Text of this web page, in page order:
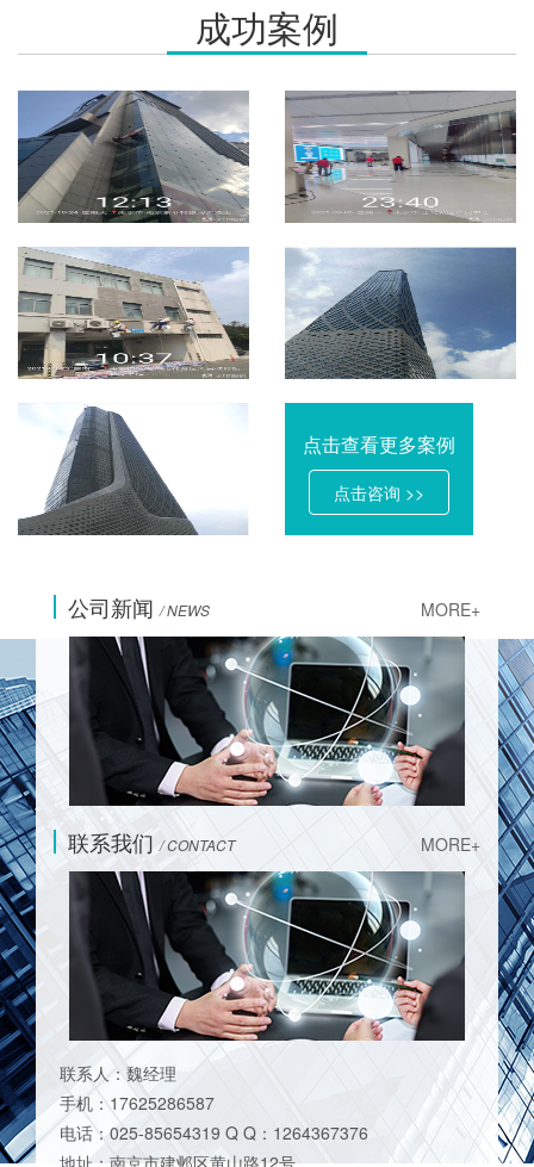
成功案例
点击查看更多案例
点击咨询 >>
公司新闻 / NEWS MORE+
联系我们 / CONTACT MORE+
联系人：魏经理
手机：17625286587
电话：025-85654319 Q Q：1264367376
地址：南京市建邺区黄山路12号